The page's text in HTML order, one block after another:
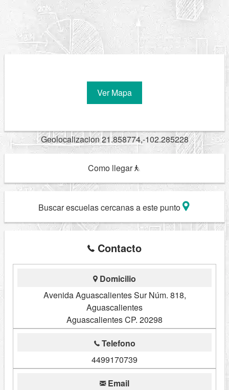
Ver Mapa
Geolocalizacion 21.858774,-102.285228
Como llegar
Buscar escuelas cercanas a este punto
Contacto
Domicilio
Avenida Aguascalientes Sur Núm. 818,
Aguascalientes
Aguascalientes CP. 20298
Telefono
4499170739
Email